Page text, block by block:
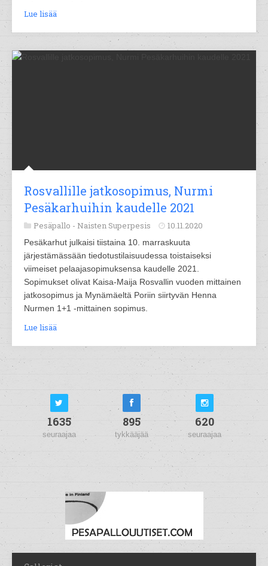
Lue lisää
Rosvallille jatkosopimus, Nurmi
Pesäkarhuihin kaudelle 2021
Pesäpallo - Naisten Superpesis 10.11.2020
Pesäkarhut julkaisi tiistaina 10. marraskuuta
järjestämässään tiedotustilaisuudessa toistaiseksi
viimeiset pelaajasopimuksensa kaudelle 2021.
Sopimukset olivat Kaisa-Maija Rosvallin vuoden mittainen
jatkosopimus ja Mynämäeltä Poriin siirtyvän Henna
Nurmen 1+1 -mittainen sopimus.
Lue lisää
1635
seuraajaa
895
tykkääjää
620
seuraajaa